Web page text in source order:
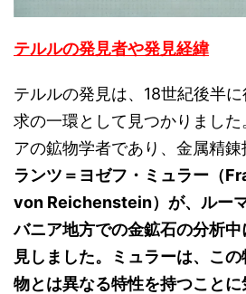
テルルの発見者や発見経緯
テルルの発見は、18世紀後半
求の一環として見つかりまし
アの鉱物学者であり、金属精
ランツ＝ヨゼフ・ミュラー（
von Reichenstein）が、ルー
バニア地方での金鉱石の分析
見しました。ミュラーは、こ
物とは異なる特性を持つこと